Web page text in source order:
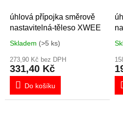
úhlová přípojka směrově
nastavitelná-těleso XWEE
Skladem (>5 ks)
273,90 Kč bez DPH
331,40 Kč
Do košíku